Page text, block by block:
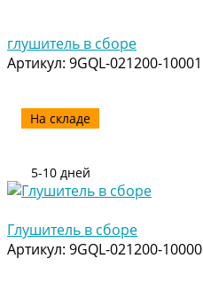
глушитель в сборе
Артикул: 9GQL-021200-10001
На складе
5-10 дней
Глушитель в сборе
Артикул: 9GQL-021200-10000